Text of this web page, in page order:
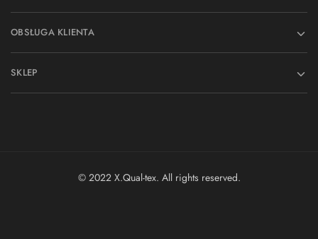
OBSŁUGA KLIENTA
SKLEP
© 2022 X.Qual-tex. All rights reserved.